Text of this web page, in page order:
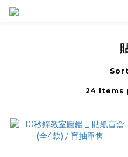
24 Items